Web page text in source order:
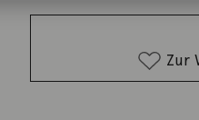
Brombeere
Zur